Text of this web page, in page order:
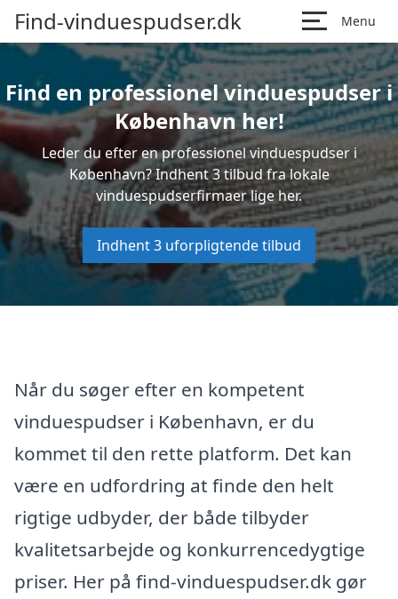
Find-vinduespudser.dk Menu
Find en professionel vinduespudser i
København her!
Leder du efter en professionel vinduespudser i
København? Indhent 3 tilbud fra lokale
vinduespudserfirmaer lige her.
Indhent 3 uforpligtende tilbud
Når du søger efter en kompetent
vinduespudser i København, er du
kommet til den rette platform. Det kan
være en udfordring at finde den helt
rigtige udbyder, der både tilbyder
kvalitetsarbejde og konkurrencedygtige
priser. Her på find-vinduespudser.dk gør